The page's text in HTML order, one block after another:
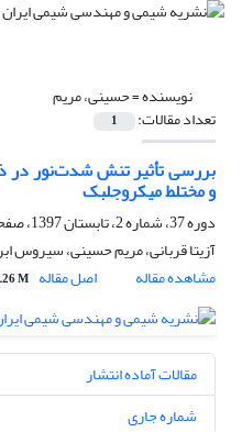
نویسنده =حسینی، مریم
تعداد مقالات: 1
بررسی تأثیر تنش شدت‌نور در
و مختلط میکروجلبک
دوره 37، شماره 2، تابستان 1397، صفحه
آزیتا قربانی، مریم حسینی، سیروس
مشاهده مقاله
اصل مقاله M
مقالات آماده انتشار
شماره جاری